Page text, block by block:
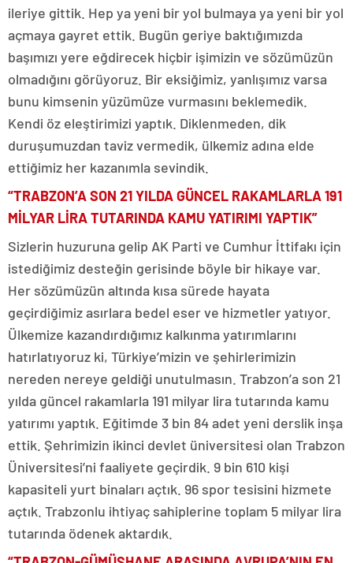
ileriye gittik. Hep ya yeni bir yol bulmaya ya yeni bir yol
açmaya gayret ettik. Bugün geriye baktığımızda
başımızı yere eğdirecek hiçbir işimizin ve sözümüzün
olmadığını görüyoruz. Bir eksiğimiz, yanlışımız varsa
bunu kimsenin yüzümüze vurmasını beklemedik.
Kendi öz eleştirimizi yaptık. Diklenmeden, dik
duruşumuzdan taviz vermedik, ülkemiz adına elde
ettiğimiz her kazanımla sevindik.
“TRABZON’A SON 21 YILDA GÜNCEL RAKAMLARLA 191
MİLYAR LİRA TUTARINDA KAMU YATIRIMI YAPTIK”
Sizlerin huzuruna gelip AK Parti ve Cumhur İttifakı için
istediğimiz desteğin gerisinde böyle bir hikaye var.
Her sözümüzün altında kısa sürede hayata
geçirdiğimiz asırlara bedel eser ve hizmetler yatıyor.
Ülkemize kazandırdığımız kalkınma yatırımlarını
hatırlatıyoruz ki, Türkiye’mizin ve şehirlerimizin
nereden nereye geldiği unutulmasın. Trabzon’a son 21
yılda güncel rakamlarla 191 milyar lira tutarında kamu
yatırımı yaptık. Eğitimde 3 bin 84 adet yeni derslik inşa
ettik. Şehrimizin ikinci devlet üniversitesi olan Trabzon
Üniversitesi’ni faaliyete geçirdik. 9 bin 610 kişi
kapasiteli yurt binaları açtık. 96 spor tesisini hizmete
açtık. Trabzonlu ihtiyaç sahiplerine toplam 5 milyar lira
tutarında ödenek aktardık.